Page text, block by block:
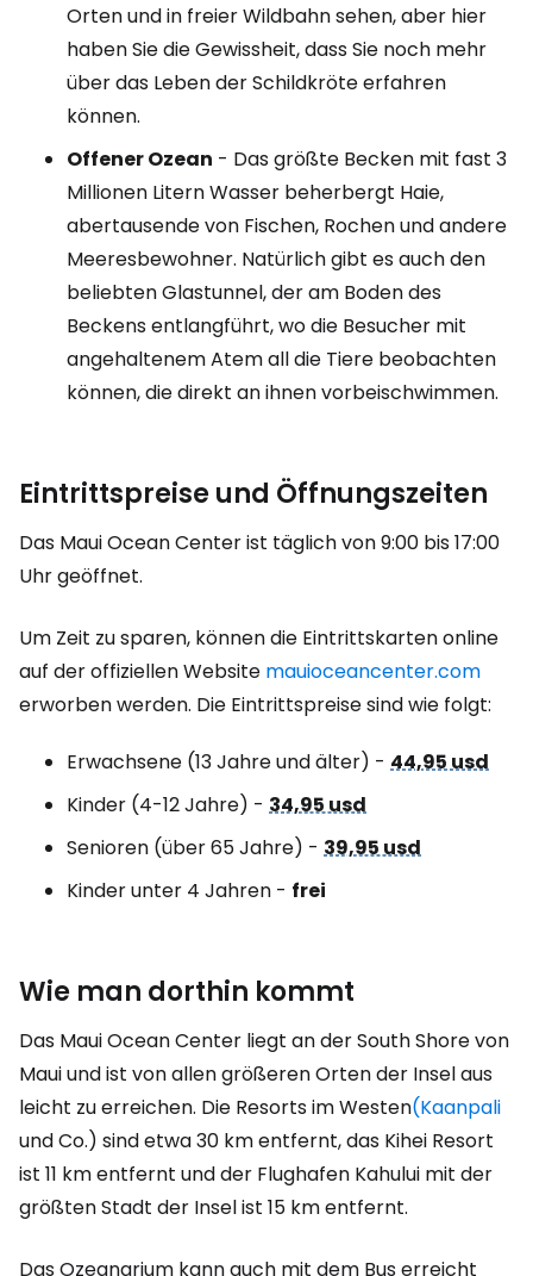
Orten und in freier Wildbahn sehen, aber hier
haben Sie die Gewissheit, dass Sie noch mehr
über das Leben der Schildkröte erfahren
können.
Offener Ozean - Das größte Becken mit fast 3
Millionen Litern Wasser beherbergt Haie,
abertausende von Fischen, Rochen und andere
Meeresbewohner. Natürlich gibt es auch den
beliebten Glastunnel, der am Boden des
Beckens entlangführt, wo die Besucher mit
angehaltenem Atem all die Tiere beobachten
können, die direkt an ihnen vorbeischwimmen.
Eintrittspreise und Öffnungszeiten
Das Maui Ocean Center ist täglich von 9:00 bis 17:00
Uhr geöffnet.
Um Zeit zu sparen, können die Eintrittskarten online
auf der offiziellen Website mauioceancenter.com
erworben werden. Die Eintrittspreise sind wie folgt:
Erwachsene (13 Jahre und älter) - 44,95 usd
Kinder (4-12 Jahre) - 34,95 usd
Senioren (über 65 Jahre) - 39,95 usd
Kinder unter 4 Jahren - frei
Wie man dorthin kommt
Das Maui Ocean Center liegt an der South Shore von
Maui und ist von allen größeren Orten der Insel aus
leicht zu erreichen. Die Resorts im Westen(Kaanpali
und Co.) sind etwa 30 km entfernt, das Kihei Resort
ist 11 km entfernt und der Flughafen Kahului mit der
größten Stadt der Insel ist 15 km entfernt.
Das Ozeanarium kann auch mit dem Bus erreicht